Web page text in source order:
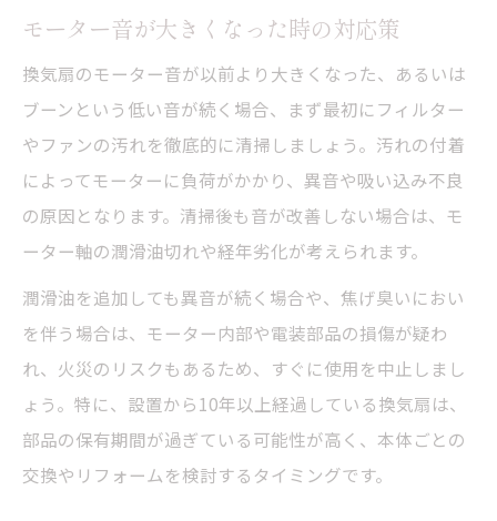
モーター音が大きくなった時の対応策
換気扇のモーター音が以前より大きくなった、あるいは
ブーンという低い音が続く場合、まず最初にフィルター
やファンの汚れを徹底的に清掃しましょう。汚れの付着
によってモーターに負荷がかかり、異音や吸い込み不良
の原因となります。清掃後も音が改善しない場合は、モ
ーター軸の潤滑油切れや経年劣化が考えられます。
潤滑油を追加しても異音が続く場合や、焦げ臭いにおい
を伴う場合は、モーター内部や電装部品の損傷が疑わ
れ、火災のリスクもあるため、すぐに使用を中止しまし
ょう。特に、設置から10年以上経過している換気扇は、
部品の保有期間が過ぎている可能性が高く、本体ごとの
交換やリフォームを検討するタイミングです。